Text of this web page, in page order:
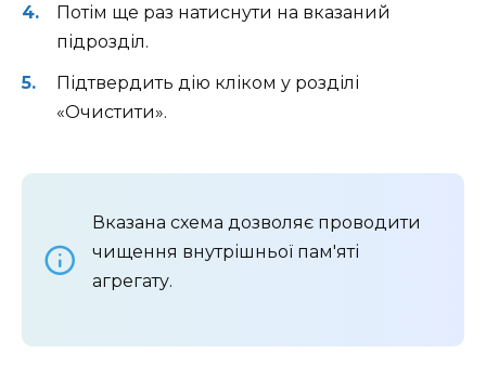
Потім ще раз натиснути на вказаний
підрозділ.
Підтвердить дію кліком у розділі
«Очистити».
Вказана схема дозволяє проводити
чищення внутрішньої пам'яті
агрегату.